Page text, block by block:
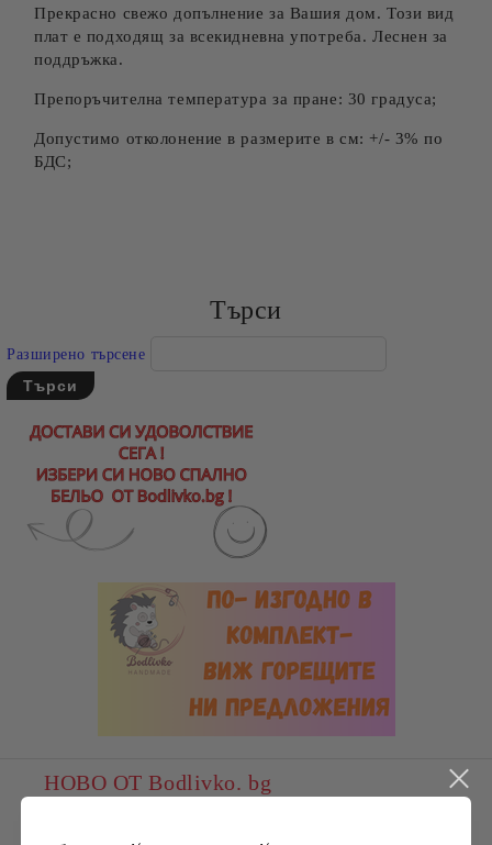
Прекрасно свежо допълнение за Вашия дом. Този вид
плат е подходящ за всекидневна употреба. Леснен за
поддръжка.
Препоръчителна температура за пране: 30 градуса;
Допустимо отколонение в размерите в см: +/- 3% по
БДС;
Търси
Разширено търсене
НОВО ОТ Bodlivko. bg